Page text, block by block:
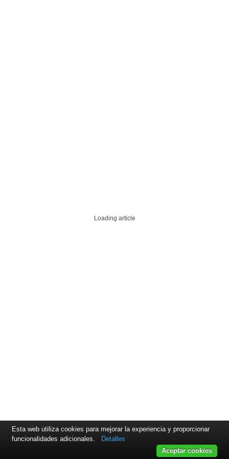
Loading article
Esta web utiliza cookies para mejorar la experiencia y proporcionar
funcionalidades adicionales.
Detalles
Aceptar cookies